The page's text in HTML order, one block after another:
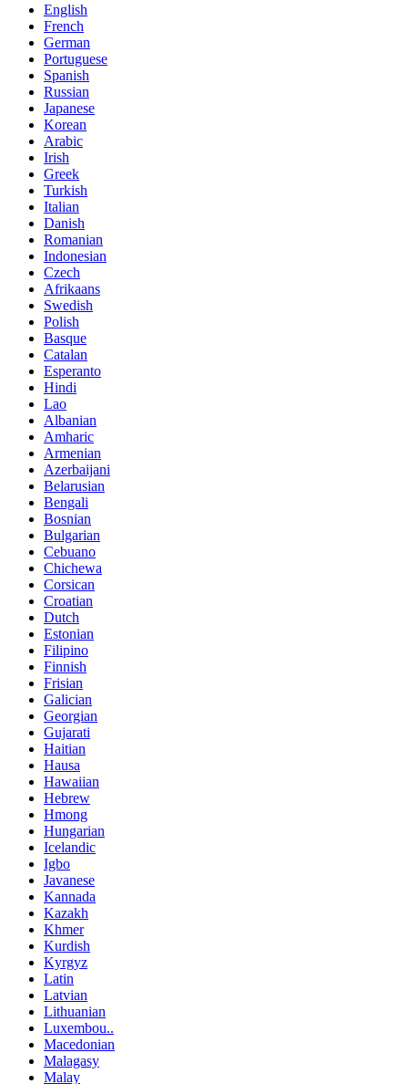
English
French
German
Portuguese
Spanish
Russian
Japanese
Korean
Arabic
Irish
Greek
Turkish
Italian
Danish
Romanian
Indonesian
Czech
Afrikaans
Swedish
Polish
Basque
Catalan
Esperanto
Hindi
Lao
Albanian
Amharic
Armenian
Azerbaijani
Belarusian
Bengali
Bosnian
Bulgarian
Cebuano
Chichewa
Corsican
Croatian
Dutch
Estonian
Filipino
Finnish
Frisian
Galician
Georgian
Gujarati
Haitian
Hausa
Hawaiian
Hebrew
Hmong
Hungarian
Icelandic
Igbo
Javanese
Kannada
Kazakh
Khmer
Kurdish
Kyrgyz
Latin
Latvian
Lithuanian
Luxembou..
Macedonian
Malagasy
Malay